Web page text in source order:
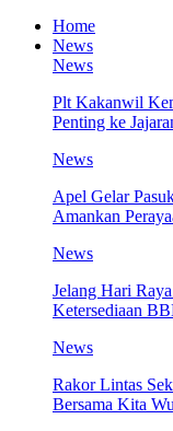
Home
News
News
Plt Kakanwil
Penting ke
News
Apel Gelar
Amankan
News
Jelang Hari
Ketersediaan
News
Rakor Lintas
Bersama Kita